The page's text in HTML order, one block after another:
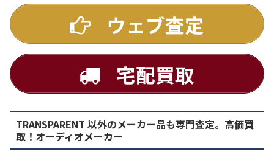
PMA-1500AE プリメインアンプ
買取価格：お問合せください
ウェブ査定
宅配買取
TRANSPARENT 以外のメーカー品も専門査定。高価買
取！オーディオメーカー